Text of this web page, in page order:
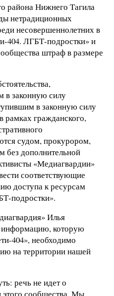
района Нижнего Тагила
нетрадиционных
несовершеннолетних в
404. ЛГБТ-подростки» и
штраф в размере
в законную силу
в законную силу
гражданского,
судом, прокурором,
без дополнительной
«Медиагвардии»
соответствующие
доступа к ресурсам
подростки».
Илья
информацию, которую
404», необходимо
на территории нашей
речь не идет о